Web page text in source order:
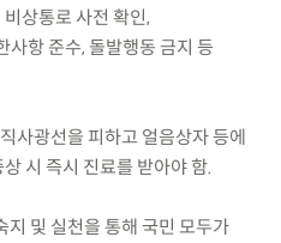
상통로 사전 확인,
사항 준수, 돌발행동 금지 등
사광선을 피하고 얼음상자 등에
시 즉시 진료를 받아야 함.
및 실천을 통해 국민 모두가